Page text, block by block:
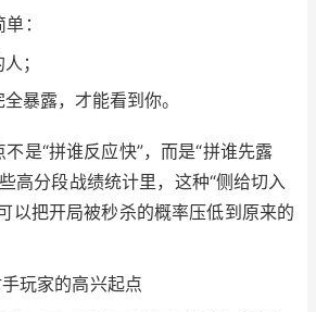
：
；
暴露，才能看到你。
是“拼谁反应快”，而是“拼谁先露
高分段战绩统计里，这种“侧给切入
以把开局被秒杀的概率压低到原来的
玩家的高兴起点